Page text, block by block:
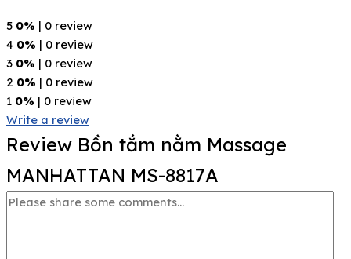
5 0% | 0 review
4 0% | 0 review
3 0% | 0 review
2 0% | 0 review
1 0% | 0 review
Write a review
Review Bồn tắm nằm Massage
MANHATTAN MS-8817A